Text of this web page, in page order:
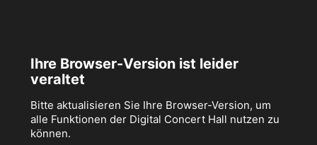
Ihre Browser-Version ist leider
veraltet
Bitte aktualisieren Sie Ihre Browser-Version, um
alle Funktionen der Digital Concert Hall nutzen zu
können.